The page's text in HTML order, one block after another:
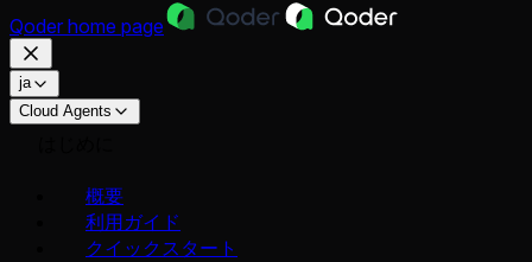
Qoder home page
ja
Cloud Agents
概要
利用ガイド
クイックスタート